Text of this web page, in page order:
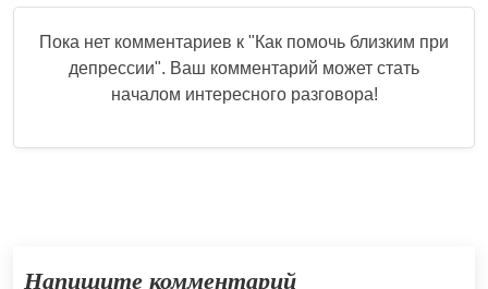
Пока нет комментариев к "Как помочь близким при
депрессии". Ваш комментарий может стать
началом интересного разговора!
Напишите комментарий